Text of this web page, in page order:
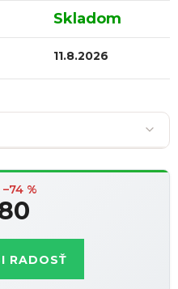
Skladom
11.8.2026
–74 %
RADOSŤ